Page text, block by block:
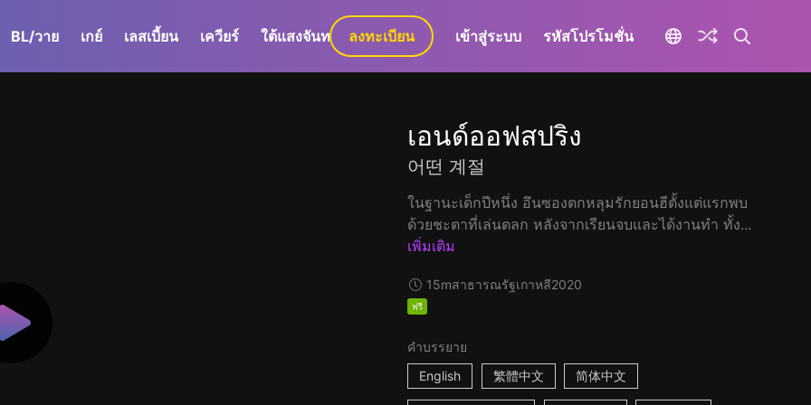
BL/วาย เกย์ เลสเบี้ยน เควียร์ ใต้แสงจันทร์ GaLa+
ลงทะเบียน เข้าสู่ระบบ รหัสโปรโมชั่น
เอนด์ออฟสปริง
어떤 계절
ในฐานะเด็กปีหนึ่ง อึนซองตกหลุมรักยอนฮีตั้งแต่แรกพบ
ด้วยชะตาที่เล่นตลก หลังจากเรียนจบและได้งานทำ ทั้ง...
เพิ่มเติม
15mสาธารณรัฐเกาหลี2020
ฟรี
คำบรรยาย
English
繁體中文 简体中文